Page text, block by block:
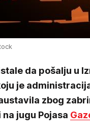
da pošalju u
je
zbog
jugu Pojasa